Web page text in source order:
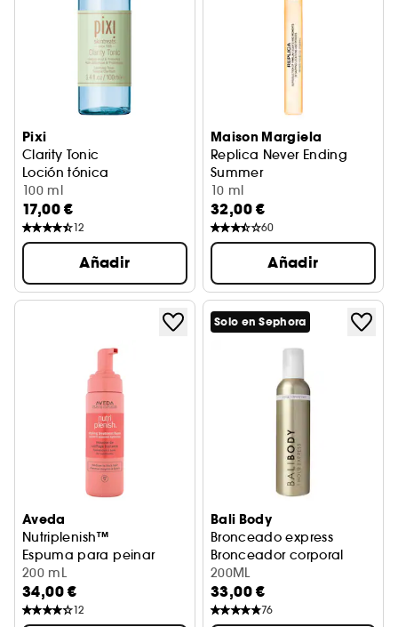
Pixi
Clarity Tonic
Loción tónica
100 ml
17,00 €
12
Añadir
Maison Margiela
Replica Never Ending
Summer
Eau de Toilette
10 ml
32,00 €
60
Añadir
Aveda
Nutriplenish™
Espuma para peinar
200 mL
34,00 €
12
Solo en Sephora
Bali Body
Bronceado express
Bronceador corporal
200ML
33,00 €
76